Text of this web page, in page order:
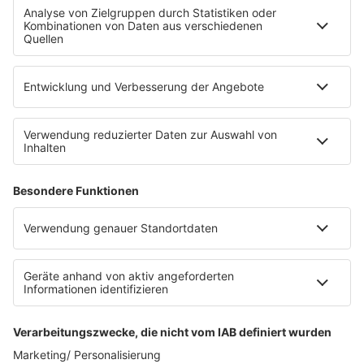
Fahrradparkhaus
Die Uniklinik Tübingen hat ein neues Fahrradparkhaus
eröffnet. Direkt an der Medizinischen Klinik bietet es
E-Bikes über eine Photovoltaikanlage auf dem …
Impressum
Datenschutzerklärung